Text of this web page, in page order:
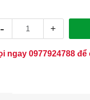
- +
ngay 0977924788để